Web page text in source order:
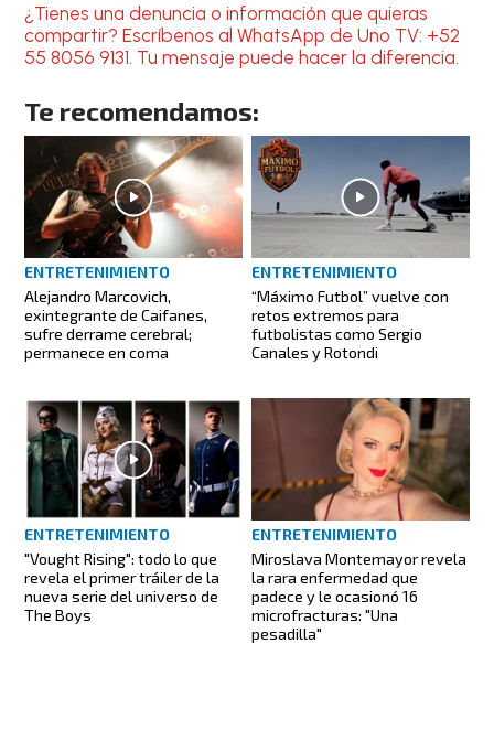
¿Tienes una denuncia o información que quieras
compartir? Escríbenos al WhatsApp de Uno TV: +52
55 8056 9131. Tu mensaje puede hacer la diferencia.
Te recomendamos:
ENTRETENIMIENTO
Alejandro Marcovich,
exintegrante de Caifanes,
sufre derrame cerebral;
permanece en coma
ENTRETENIMIENTO
“Máximo Futbol” vuelve con
retos extremos para
futbolistas como Sergio
Canales y Rotondi
ENTRETENIMIENTO
"Vought Rising": todo lo que
revela el primer tráiler de la
nueva serie del universo de
The Boys
ENTRETENIMIENTO
Miroslava Montemayor revela
la rara enfermedad que
padece y le ocasionó 16
microfracturas: "Una
pesadilla"